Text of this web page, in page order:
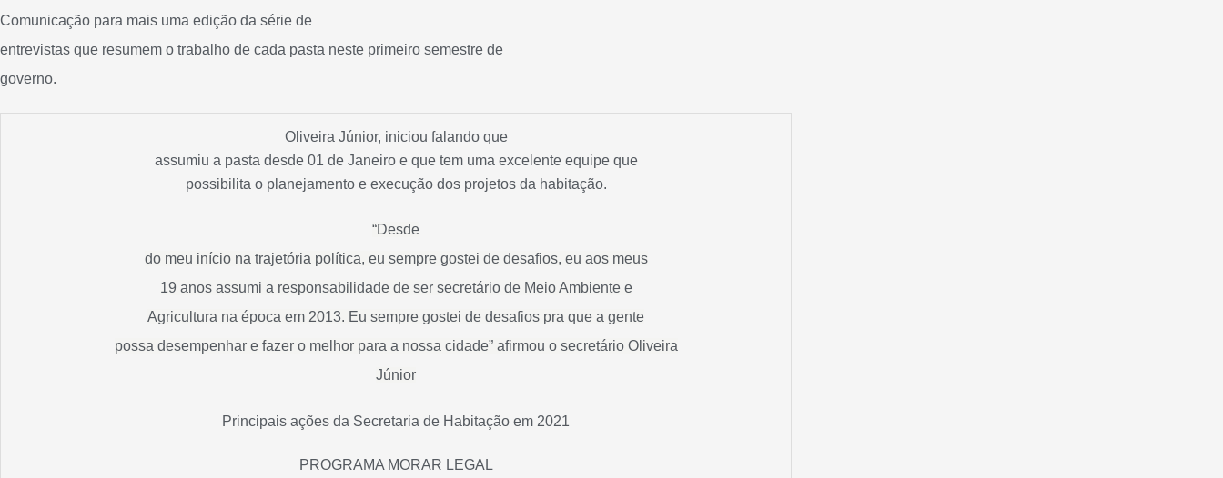
Comunicação para mais uma edição da série de
entrevistas que resumem o trabalho de cada pasta neste primeiro semestre de
governo.
Oliveira Júnior, iniciou falando que
assumiu a pasta desde 01 de Janeiro e que tem uma excelente equipe que
possibilita o planejamento e execução dos projetos da habitação.
“Desde
do meu início na trajetória política, eu sempre gostei de desafios, eu aos meus
19 anos assumi a responsabilidade de ser secretário de Meio Ambiente e
Agricultura na época em 2013. Eu sempre gostei de desafios pra que a gente
possa desempenhar e fazer o melhor para a nossa cidade”afirmou o secretário Oliveira
Júnior
Principais ações da Secretaria de Habitação em 2021
PROGRAMA MORAR LEGAL